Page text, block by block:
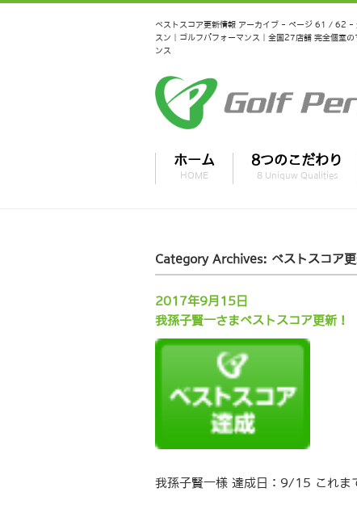
ベストスコア更新情報 アーカイブ - ページ 61 / 62 -
スン｜ゴルフパフォーマンス｜全国27店舗 完全個室
ンス
ホーム
HOME
8つのこだわり
8 Uniquw Qualities
Category Archives: ベストスコア
2017年9月15日
我孫子賢一さまベストスコア更新
我孫子賢一様 達成日：9/15 これま